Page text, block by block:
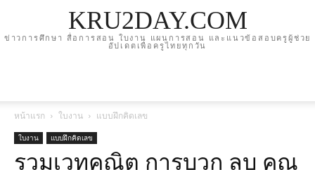
KRU2DAY.COM
ข่าวการศึกษา สื่อการสอน ใบงาน แผนการสอน และแนวข้อสอบครูผู้ช่วย
อัปเดตเพื่อครูไทยทุกวัน
หน้าแรก ใบงาน แบบฝึกคิดเลข
ใบงาน แบบฝึกคิดเลข
รวมเวทคณิต การบวก ลบ คูณ